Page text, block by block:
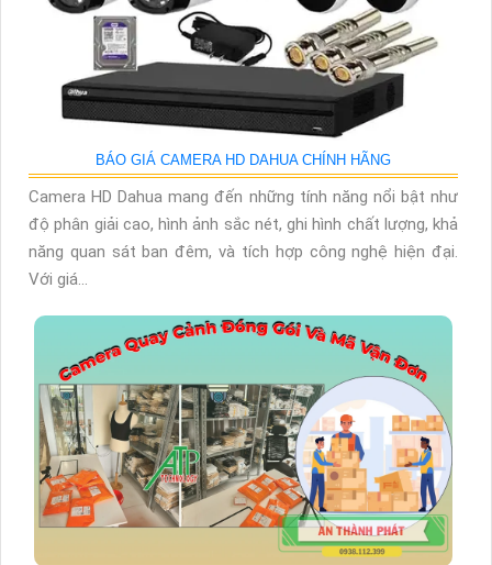
BÁO GIÁ CAMERA HD DAHUA CHÍNH HÃNG
Camera HD Dahua mang đến những tính năng nổi bật như
độ phân giải cao, hình ảnh sắc nét, ghi hình chất lượng, khả
năng quan sát ban đêm, và tích hợp công nghệ hiện đại.
Với giá...